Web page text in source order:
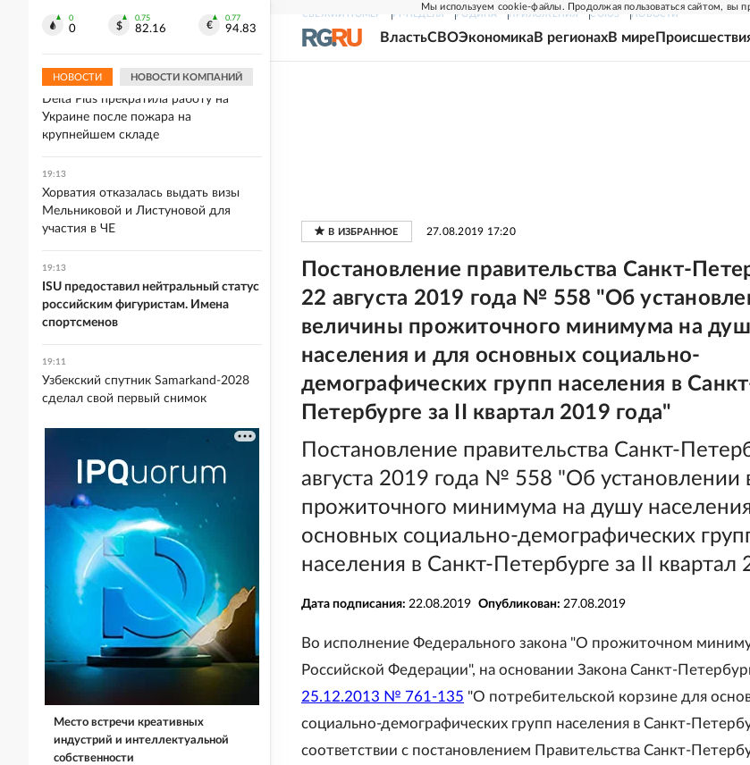
Мы используем cookie-файлы. Продолжая пользоваться сайтом, вы
СВЕЖИЙ НОМЕР РГ-НЕДЕЛЯ РОДИНА ПРИЛОЖЕНИЯ СОЮЗ НОВОСТИ
ВластьСВОЭкономикаВ регионахВ мире
27.08.2019 17:20
Постановление правительства Санкт-
22 августа 2019 года № 558 "Об
величины прожиточного минимума на
населения и для основных социально-
демографических групп населения в
Петербурге за II квартал 2019 года"
Постановление правительства Санкт-
августа 2019 года № 558 "Об установлении
прожиточного минимума на душу
основных социально-демографических
населения в Санкт-Петербурге за II квартал
Дата подписания: 22.08.2019 Опубликован: 27.08.2019
Во исполнение Федерального закона "О прожиточном
Российской Федерации", на основании Закона Санкт-
25.12.2013 № 761-135 "О потребительской корзине для
социально-демографических групп населения в Санкт-
соответствии с постановлением Правительства Санкт-
0
0
0.75
82.16
0.77
94.83
НОВОСТИ НОВОСТИ КОМПАНИЙ
кроссовер Volkswagen показали на
19:16
Delta Plus прекратила работу на
Украине после пожара на
крупнейшем складе
19:13
Хорватия отказалась выдать визы
Мельниковой и Листуновой для
участия в ЧЕ
19:13
ISU предоставил нейтральный статус
российским фигуристам. Имена
спортсменов
19:11
Узбекский спутник Samarkand-2028
сделал свой первый снимок
Место встречи креативных
индустрий и интеллектуальной
собственности